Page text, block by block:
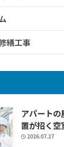
繕工事
アパート
置が招く空
2026.07.27